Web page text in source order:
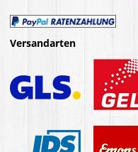
Versandarten